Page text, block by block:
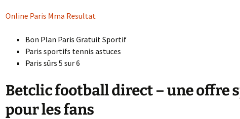
Online Paris Mma Resultat
Bon Plan Paris Gratuit Sportif
Paris sportifs tennis astuces
Paris sûrs 5 sur 6
Betclic football direct – une offre
pour les fans